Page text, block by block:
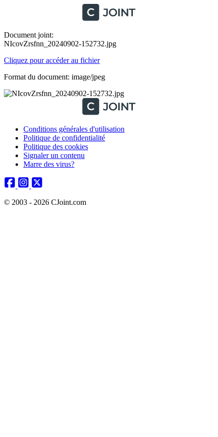
Document joint:
NIcovZrsfnn_20240902-152732.jpg
Cliquez pour accéder au fichier
Format du document: image/jpeg
Conditions générales d'utilisation
Politique de confidentialité
Politique des cookies
Signaler un contenu
Marre des virus?
© 2003 - 2026 CJoint.com